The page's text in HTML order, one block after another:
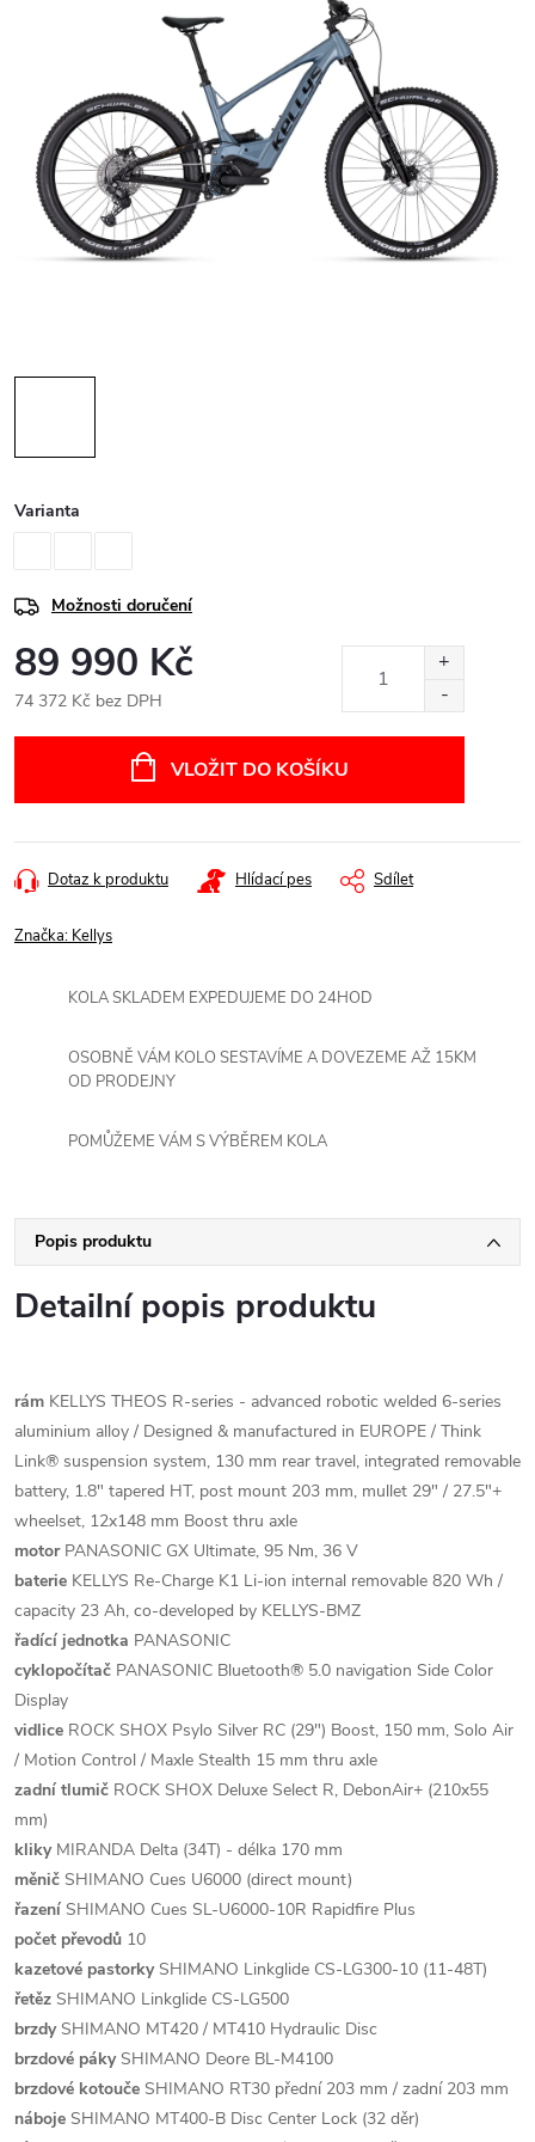
Varianta
Možnosti doručení
89 990 Kč
74 372 Kč bez DPH
VLOŽIT DO KOŠÍKU
Dotaz k produktu Hlídací pes Sdílet
Značka: Kellys
KOLA SKLADEM EXPEDUJEME DO 24HOD
OSOBNĚ VÁM KOLO SESTAVÍME A DOVEZEME AŽ 15KM
OD PRODEJNY
POMŮŽEME VÁM S VÝBĚREM KOLA
Popis produktu
Detailní popis produktu
rám KELLYS THEOS R-series - advanced robotic welded 6-series
aluminium alloy / Designed & manufactured in EUROPE / Think
Link® suspension system, 130 mm rear travel, integrated removable
battery, 1.8" tapered HT, post mount 203 mm, mullet 29" / 27.5"+
wheelset, 12x148 mm Boost thru axle
motorPANASONIC GX Ultimate, 95 Nm, 36 V
baterie KELLYS Re-Charge K1 Li-ion internal removable 820 Wh /
capacity 23 Ah, co-developed by KELLYS-BMZ
řadící jednotka PANASONIC
cyklopočítač PANASONIC Bluetooth® 5.0 navigation Side Color
Display
vidlice ROCK SHOX Psylo Silver RC (29") Boost, 150 mm, Solo Air
/ Motion Control / Maxle Stealth 15 mm thru axle
zadní tlumič ROCK SHOX Deluxe Select R, DebonAir+ (210x55
mm)
klikyMIRANDA Delta (34T) - délka 170 mm
měnič SHIMANO Cues U6000 (direct mount)
řazení SHIMANO Cues SL-U6000-10R Rapidfire Plus
počet převodů 10
kazetové pastorkySHIMANO Linkglide CS-LG300-10 (11-48T)
řetěz SHIMANO Linkglide CS-LG500
brzdySHIMANO MT420 / MT410 Hydraulic Disc
brzdové pákySHIMANO Deore BL-M4100
brzdové kotouče SHIMANO RT30 přední 203 mm / zadní 203 mm
náboje SHIMANO MT400-B Disc Center Lock (32 děr)